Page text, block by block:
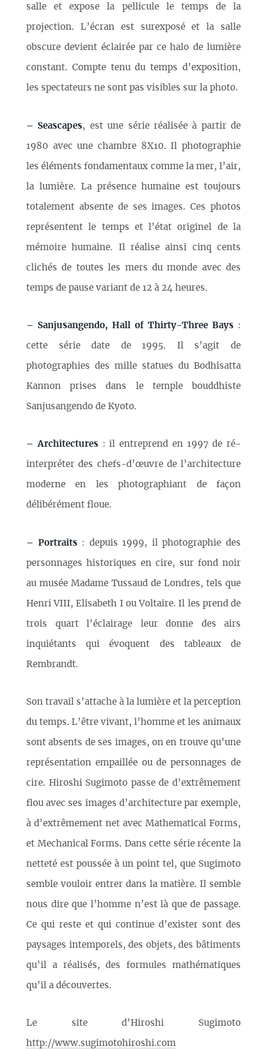
salle et expose la pellicule le temps de la
projection. L’écran est surexposé et la salle
obscure devient éclairée par ce halo de lumière
constant. Compte tenu du temps d’exposition,
les spectateurs ne sont pas visibles sur la photo.
– Seascapes, est une série réalisée à partir de
1980 avec une chambre 8X10. Il photographie
les éléments fondamentaux comme la mer, l’air,
la lumière. La présence humaine est toujours
totalement absente de ses images. Ces photos
représentent le temps et l’état originel de la
mémoire humaine. Il réalise ainsi cinq cents
clichés de toutes les mers du monde avec des
temps de pause variant de 12 à 24 heures.
– Sanjusangendo, Hall of Thirty-Three Bays :
cette série date de 1995. Il s’agit de
photographies des mille statues du Bodhisatta
Kannon prises dans le temple bouddhiste
Sanjusangendo de Kyoto.
– Architectures: il entreprend en 1997 de ré-
interpréter des chefs-d’œuvre de l’architecture
moderne en les photographiant de façon
délibérément floue.
– Portraits: depuis 1999, il photographie des
personnages historiques en cire, sur fond noir
au musée Madame Tussaud de Londres, tels que
Henri VIII, Elisabeth I ou Voltaire. Il les prend de
trois quart l’éclairage leur donne des airs
inquiétants qui évoquent des tableaux de
Rembrandt.
Son travail s’attache à la lumière et la perception
du temps. L’être vivant, l’homme et les animaux
sont absents de ses images, on en trouve qu’une
représentation empaillée ou de personnages de
cire. Hiroshi Sugimoto passe de d’extrêmement
flou avec ses images d’architecture par exemple,
à d’extrêmement net avec Mathematical Forms,
et Mechanical Forms. Dans cette série récente la
netteté est poussée à un point tel, que Sugimoto
semble vouloir entrer dans la matière. Il semble
nous dire que l’homme n’est là que de passage.
Ce qui reste et qui continue d’exister sont des
paysages intemporels, des objets, des bâtiments
qu’il a réalisés, des formules mathématiques
qu’il a découvertes.
Le site d’Hiroshi Sugimoto
http://www.sugimotohiroshi.com